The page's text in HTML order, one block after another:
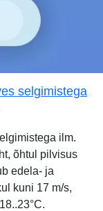
selgimistega
ilm.
õhtul pilvisus
edela- ja
kuni 17 m/s,